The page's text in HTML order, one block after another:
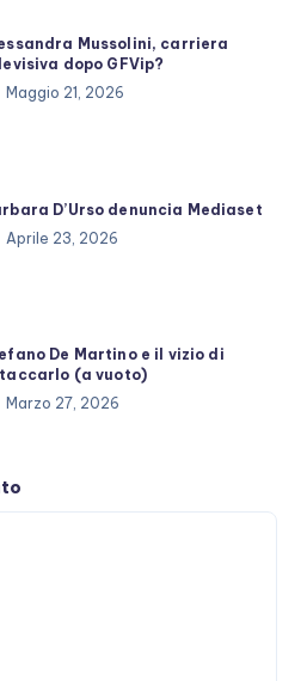
Mussolini, carriera
dopo GFVip?
Maggio 21, 2026
D’Urso denuncia Mediaset
Aprile 23, 2026
De Martino e il vizio di
(a vuoto)
Marzo 27, 2026